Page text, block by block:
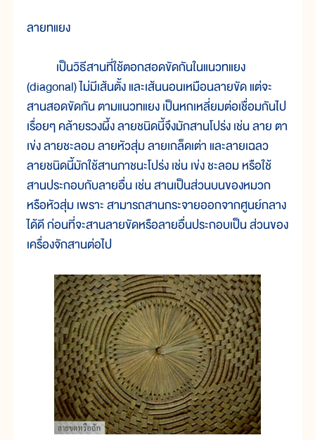
ลายทแยง
เป็นวิธีสานที่ใช้ตอกสอดขัดกันในแนวทแยง
(diagonal) ไม่มีเส้นตั้ง และเส้นนอนเหมือนลายขัด แต่จะ
สานสอดขัดกัน ตามแนวทแยง เป็นหกเหลี่ยมต่อเชื่อมกันไป
เรื่อยๆ คล้ายรวงผึ้ง ลายชนิดนี้จึงมักสานโปร่ง เช่น ลาย ตา
เข่ง ลายชะลอม ลายหัวสุ่ม ลายเกล็ดเต่า และลายเฉลว
ลายชนิดนี้มักใช้สานภาชนะโปร่ง เช่น เข่ง ชะลอม หรือใช้
สานประกอบกับลายอื่น เช่น สานเป็นส่วนบนของหมวก
หรือหัวสุ่ม เพราะ สามารถสานกระจายออกจากศูนย์กลาง
ได้ดี ก่อนที่จะสานลายขัดหรือลายอื่นประกอบเป็น ส่วนของ
เครื่องจักสานต่อไป